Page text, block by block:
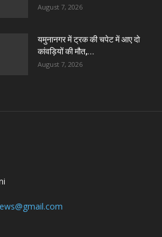
August 7, 2026
यमुनानगर में ट्रक की चपेट में आए दो
कांवड़ियों की मौत,...
August 7, 2026